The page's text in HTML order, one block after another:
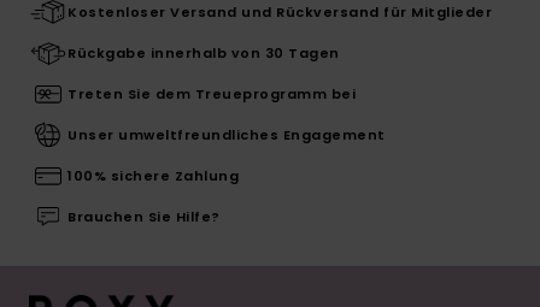
Kostenloser Versand und Rückversand für Mitglieder
Rückgabe innerhalb von 30 Tagen
Treten Sie dem Treueprogramm bei
Unser umweltfreundliches Engagement
100% sichere Zahlung
Brauchen Sie Hilfe?